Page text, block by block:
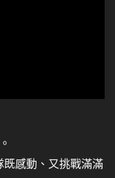
。
既感動、又挑戰滿滿